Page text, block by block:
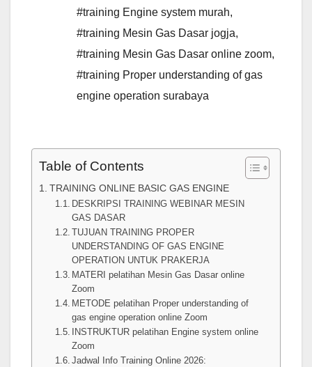
#training Engine system murah,
#training Mesin Gas Dasar jogja,
#training Mesin Gas Dasar online zoom,
#training Proper understanding of gas
engine operation surabaya
Table of Contents
TRAINING ONLINE BASIC GAS ENGINE
DESKRIPSI TRAINING WEBINAR MESIN
GAS DASAR
TUJUAN TRAINING PROPER
UNDERSTANDING OF GAS ENGINE
OPERATION UNTUK PRAKERJA
MATERI pelatihan Mesin Gas Dasar online
Zoom
METODE pelatihan Proper understanding of
gas engine operation online Zoom
INSTRUKTUR pelatihan Engine system online
Zoom
Jadwal Info Training Online 2026: